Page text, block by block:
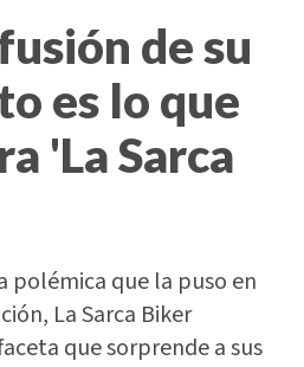
de su
es lo que
'La Sarca
polémica que la puso en
La Sarca Biker
que sorprende a sus